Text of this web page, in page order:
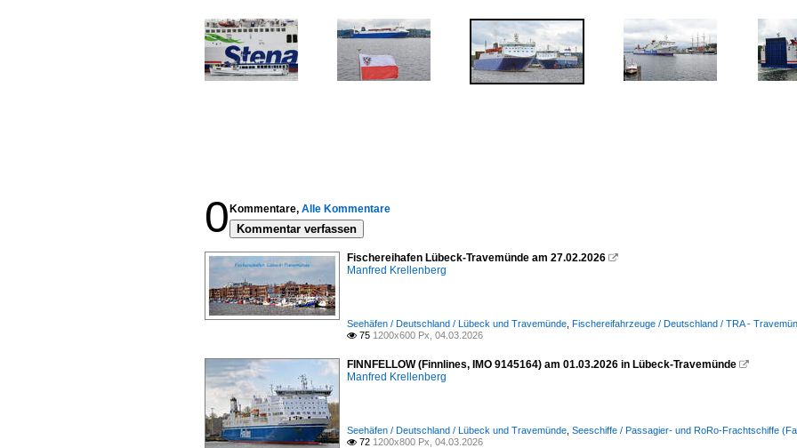
0 Kommentare, Alle Kommentare
Kommentar verfassen
Fischereihafen Lübeck-Travemünde am 27.02.2026 
Manfred Krellenberg
Seehäfen / Deutschland / Lübeck und Travemünde Fischereifahrzeuge / Deutschland / TRA -
 75 1200x600 Px, 04.03.2026
FINNFELLOW (Finnlines, IMO 9145164) am 01.03.2026 in Lübeck-Travemünde 
Manfred Krellenberg
Seehäfen / Deutschland / Lübeck und Travemünde Seeschiffe / Passagier- und RoRo-Frachtschiffe
 72 1200x800 Px, 04.03.2026